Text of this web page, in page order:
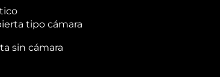
tipo cámara
sin cámara